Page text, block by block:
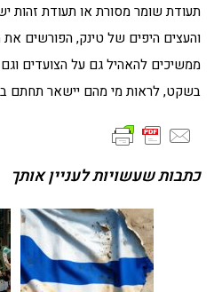
תעודת שומר מסורת או תעודת זהות
והעצים היפים של טינק, הפורשים
ממשיכים להאהיל גם על הצועדים
בשקט, לראות מי מהם יישאר תחתם
כתבות שעשויות לעניין אותך